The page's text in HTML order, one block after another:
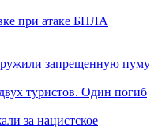
при атаке БПЛА
запрещенную пуму
туристов. Один погиб
за нацистское